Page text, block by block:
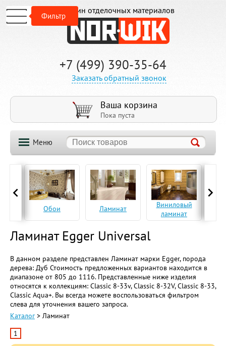
Магазин отделочных материалов
+7 (499) 390-35-64
Заказать обратный звонок
Ваша корзина
Пока пуста
Меню
Обои Ламинат
Виниловый
ламинат
Фильтр
Ламинат Egger Universal
В данном разделе представлен Ламинат марки Egger, порода
дерева: Дуб Стоимость предложенных вариантов находится в
диапазоне от 805 до 1116. Представленные ниже изделия
относятся к коллекциям: Classic 8-33v, Classic 8-32V, Classic 8-33,
Classic Aqua+. Вы всегда можете воспользоваться фильтром
слева для уточнения вашего запроса.
Каталог> Ламинат
1